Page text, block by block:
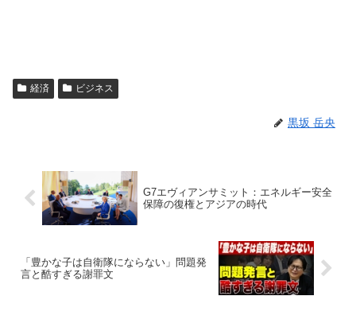
経済 ビジネス
黒坂 岳央
G7エヴィアンサミット：エネルギー安全
保障の復権とアジアの時代
「豊かな子は自衛隊にならない」問題発
言と酷すぎる謝罪文